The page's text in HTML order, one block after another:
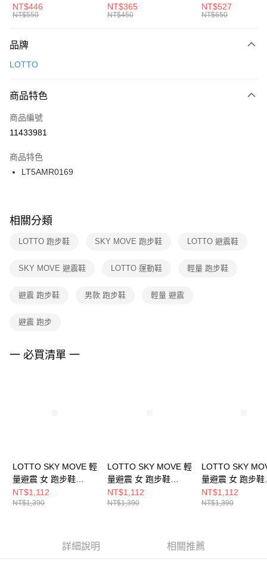
元大商業銀行
台灣樂天信用卡公司
AFTEE先享後付
【關於「AFTEE先享後付」】
便利好安心！
３．安心：先確認商品／服務後，再付款。
【「AFTEE先享後付」結帳流程】
１．於結帳方式選擇「AFTEE先享後付」後，將跳轉至「AFTEE先享後付」
２．訂單成立數日內，您將收到繳費通知簡訊。
３．收到繳費通知簡訊後14天內，點擊此簡訊中的連結，可透過四大超商／
ATM／網路銀行／等多元方式進行付款，方視為交易完成。
※ 交易是否成功請以「AFTEE先享後付 」之結帳頁面顯示為準，若有關於
是否繳費成功／繳費後需取消欲退款等相關疑問，請聯繫「AFTEE先享後付
客戶支援中心」https://netprotections.freshdesk.com/support/home
１．透過由恩沛科技股份有限公司提供之「AFTEE先享後付」服務完成之交
權轉讓予恩沛科技股份有限公司。
３．未成年的使用者請事先徵得法定代理人或監護人之同意方可使用
４．使用「AFTEE先享後付」時，將依據個別帳號之用戶狀況，依本公司即
運送方式
每筆NT$100，滿NT$1,500(含以上)免運費
宅配
每筆NT$100，滿NT$1,500(含以上)免運費
付款後門市自取
每筆NT$100，滿NT$1,500(含以上)免運費
中統襪 FZ3393100
NT$446
NT$550
EMBRDY 男女 短統襪
FZ3073133
NT$365
NT$450
BA5871010
NT$527
NT$650
品牌
LOTTO
商品特色
商品編號
11433981
商品特色
LT5AMR0169
相關分類
LOTTO 跑步鞋 SKY MOVE 跑步鞋 LOTTO 避震鞋
SKY MOVE 避震鞋 LOTTO 運動鞋 輕量 跑步鞋
避震 跑步鞋 男款 跑步鞋 輕量 避震
避震 跑步
一 必買清單 一
LOTTO SKY MOVE 輕
量避震 女 跑步鞋
LT5AWR0170
NT$1,112
NT$1,390
LOTTO SKY MOVE 輕
量避震 女 跑步鞋
LT5AWR0179
NT$1,112
NT$1,390
LOTTO SKY
量避震 女 跑步鞋
LT5AWR0176
NT$1,112
NT$1,390
詳細說明 相關推薦